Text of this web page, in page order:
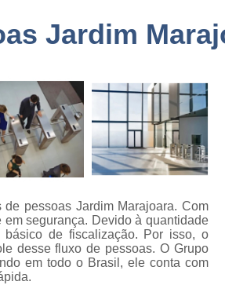
Empresa de
Empresa de Portaria São
Empresa de
Empresa Portaria e
Empresa Terceirizada
Empresa
Empresa
Empresa
Empresa
Jardim
pessoas Jardim Marajoara. Com
segurança. Devido à quantidade
de fiscalização. Por isso, o
desse fluxo de pessoas. O Grupo
em todo o Brasil, ele conta com